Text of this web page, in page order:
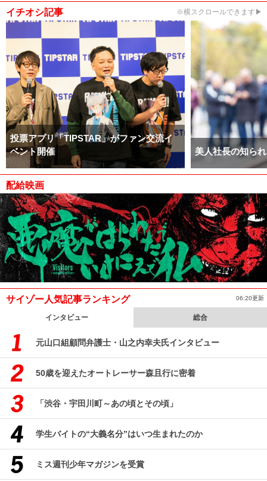
イチオシ記事 ※横スクロールできます▶
投票アプリ「TIPSTAR」がファン交流イ
ベント開催
美人社長の知ら
配給映画
サイゾー人気記事ランキング 06:20更新
インタビュー 総合
元山口組顧問弁護士・山之内幸夫氏インタビュー
50歳を迎えたオートレーサー森且行に密着
「渋谷・宇田川町～あの頃とその頃」
学生バイトの“大義名分”はいつ生まれたのか
ミス週刊少年マガジンを受賞